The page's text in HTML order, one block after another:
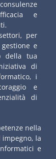
e
per
e
della tua
di
i
e
di
nella
impegno, la
e